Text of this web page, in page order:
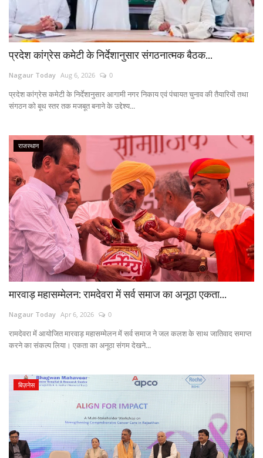
प्रदेश कांग्रेस कमेटी के निर्देशानुसार संगठनात्मक बैठक...
Nagaur Today Aug 6, 2026 0
प्रदेश कांग्रेस कमेटी के निर्देशानुसार आगामी नगर निकाय एवं पंचायत चुनाव की तैयारियों तथा
संगठन को बूथ स्तर तक मजबूत बनाने के उद्देश्य...
राजस्थान
मारवाड़ महासम्मेलन: रामदेवरा में सर्व समाज का अनूठा एकता...
Nagaur Today Apr 6, 2026 0
रामदेवरा में आयोजित मारवाड़ महासम्मेलन में सर्व समाज ने जल कलश के साथ जातिवाद समाप्त
करने का संकल्प लिया। एकता का अनूठा संगम देखने...
बिज़नेस